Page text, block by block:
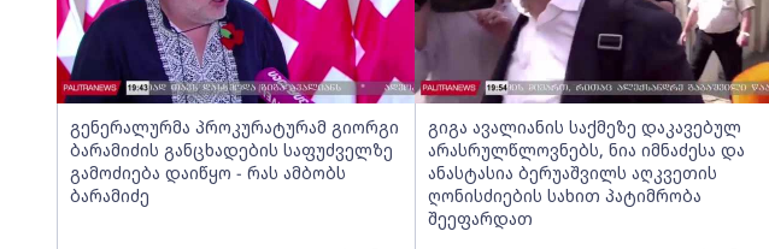
გენერალურმა პროკურატურამ გიორგი
ბარამიძის განცხადების საფუძველზე
გამოძიება დაიწყო - რას ამბობს
ბარამიძე
გიგა ავალიანის საქმეზე დაკავებულ
არასრულწლოვნებს, ნია იმნაძესა და
ანასტასია ბერუაშვილს აღკვეთის
ღონისძიების სახით პატიმრობა
შეეფარდათ